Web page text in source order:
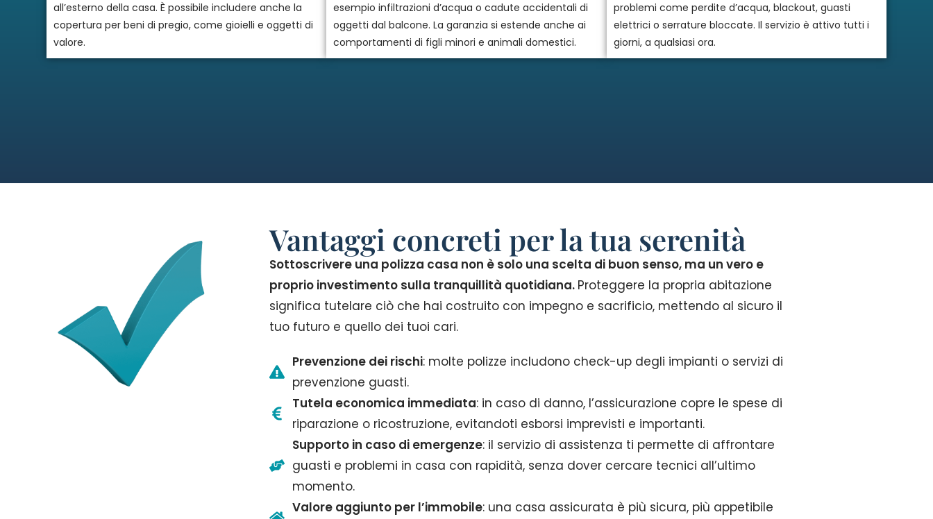
all’esterno della casa. È possibile includere anche la
copertura per beni di pregio, come gioielli e oggetti di
valore.
esempio infiltrazioni d’acqua o cadute accidentali di
oggetti dal balcone. La garanzia si estende anche ai
comportamenti di figli minori e animali domestici.
problemi come perdite d’acqua, blackout, guasti
elettrici o serrature bloccate. Il servizio è attivo tutti i
giorni, a qualsiasi ora.
Vantaggi concreti per la tua serenità
Sottoscrivere una polizza casa non è solo una scelta di buon senso, ma un vero e
proprio investimento sulla tranquillità quotidiana. Proteggere la propria abitazione
significa tutelare ciò che hai costruito con impegno e sacrificio, mettendo al sicuro il
tuo futuro e quello dei tuoi cari.
Prevenzione dei rischi: molte polizze includono check-up degli impianti o servizi di
prevenzione guasti.
Tutela economica immediata: in caso di danno, l’assicurazione copre le spese di
riparazione o ricostruzione, evitandoti esborsi imprevisti e importanti.
Supporto in caso di emergenze: il servizio di assistenza ti permette di affrontare
guasti e problemi in casa con rapidità, senza dover cercare tecnici all’ultimo
momento.
Valore aggiunto per l’immobile: una casa assicurata è più sicura, più appetibile